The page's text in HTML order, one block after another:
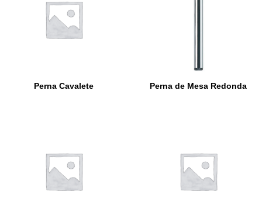
Perna Cavalete Perna de Mesa Redonda